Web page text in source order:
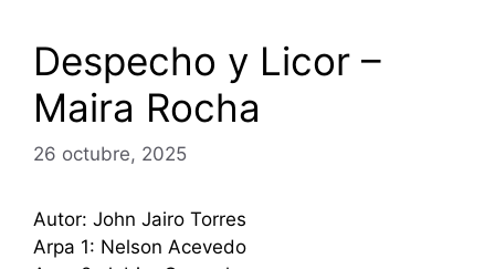
Despecho y Licor –
Maira Rocha
26 octubre, 2025
Autor: John Jairo Torres
Arpa 1: Nelson Acevedo